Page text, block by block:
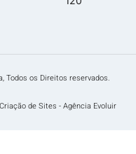
Todos os Direitos reservados.
Criação de Sites - Agência Evoluir